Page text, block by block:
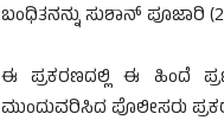
ಬಂಧಿತನನ್ನು ಸುಶಾನ್ ಪೂಜಾರಿ
ಈ ಪ್ರಕರಣದಲ್ಲಿ ಈ ಹಿಂದೆ
ಮುಂದುವರಿಸಿದ ಪೊಲೀಸರು